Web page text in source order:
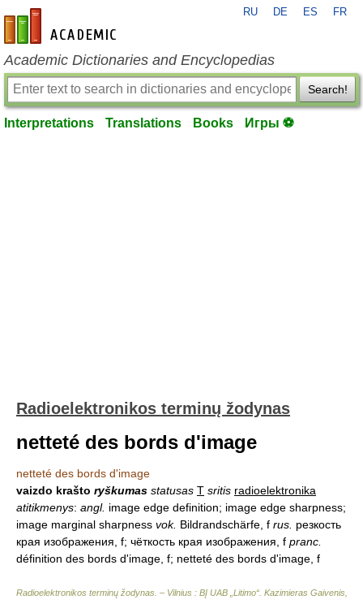
en-academic.com
RU DE ES FR
Academic Dictionaries and Encyclopedias
Search!
Interpretations Translations Books Игры ⚽
Radioelektronikos terminų žodynas
netteté des bords d'image
netteté des bords d'image
vaizdo krašto ryškumas statusas T sritis radioelektronika
atitikmenys: angl. image edge definition; image edge sharpness;
image marginal sharpness vok. Bildrandschärfe, f rus. резкость
края изображения, f; чёткость края изображения, f pranc.
définition des bords d'image, f; netteté des bords d'image, f
Radioelektronikos terminų žodynas. – Vilnius : BĮ UAB „Litimo“ Kazimieras Gaivenis,